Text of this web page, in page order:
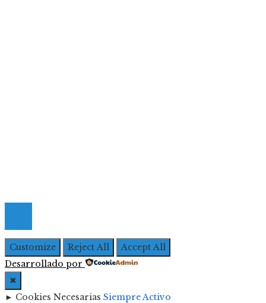
Customize Reject All
Accept All
Desarrollado por
✖
► Cookies Necesarias Siempre Activo